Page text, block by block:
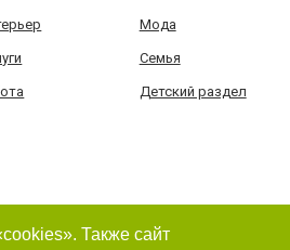
Мода
Семья
Детский раздел
Также сайт